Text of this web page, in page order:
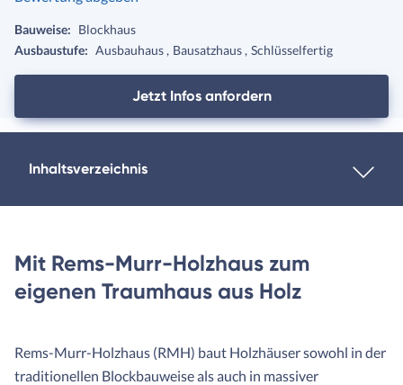
Bauweise: Blockhaus
Ausbaustufe: Ausbauhaus Bausatzhaus Schlüsselfertig
Jetzt Infos anfordern
Inhaltsverzeichnis
Mit Rems-Murr-Holzhaus zum
eigenen Traumhaus aus Holz
Rems-Murr-Holzhaus (RMH) baut Holzhäuser sowohl in der
traditionellen Blockbauweise als auch in massiver